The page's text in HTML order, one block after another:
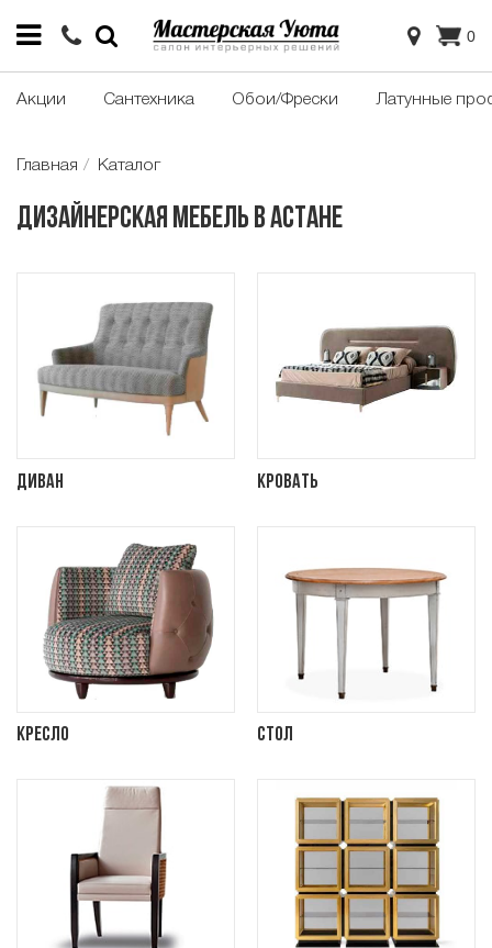
0
Акции Сантехника Обои/Фрески Латунные
Главная Каталог
Дизайнерская мебель в Астане
Диван Кровать
Кресло Стол